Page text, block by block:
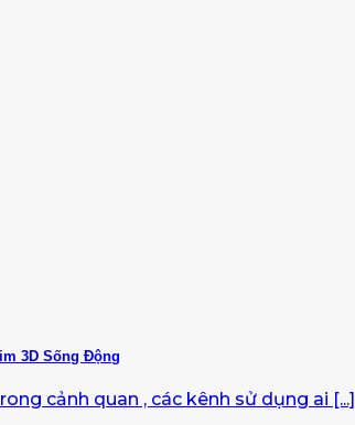
3D Sống Động
cảnh quan , các kênh sử dụng ai [...]